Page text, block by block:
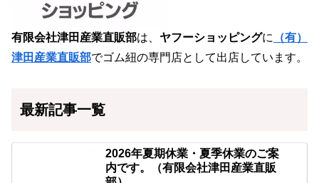
有限会社津田産業直販部は、 ヤフーショッピングに
（有）
津田産業直販部でゴム紐の専門店として出店しています。
最新記事一覧
2026年夏期休業・夏季休業のご案
内です。（有限会社津田産業直販